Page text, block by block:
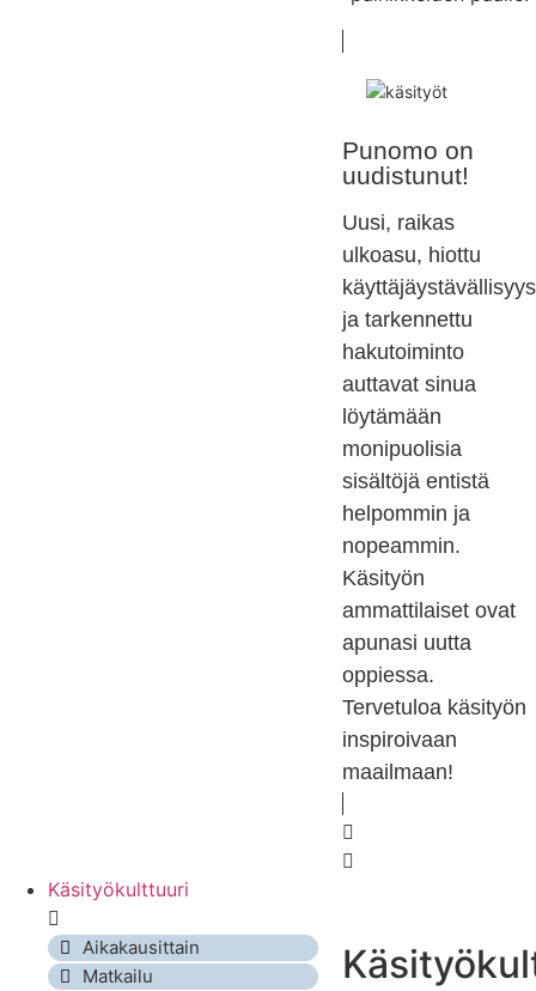
Punomo on
uudistunut!
Uusi, raikas
ulkoasu, hiottu
käyttäjäystävällisyys
ja tarkennettu
hakutoiminto
auttavat sinua
löytämään
monipuolisia
sisältöjä entistä
helpommin ja
nopeammin.
Käsityön
ammattilaiset ovat
apunasi uutta
oppiessa.
Tervetuloa käsityön
inspiroivaan
maailmaan!
Käsityökulttuuri
Aikakausittain
Matkailu